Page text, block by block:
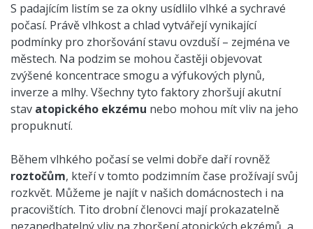
S padajícím listím se za okny usídlilo vlhké a sychravé
počasí. Právě vlhkost a chlad vytvářejí vynikající
podmínky pro zhoršování stavu ovzduší – zejména ve
městech. Na podzim se mohou častěji objevovat
zvýšené koncentrace smogu a výfukových plynů,
inverze a mlhy. Všechny tyto faktory zhoršují akutní
stav atopického ekzému nebo mohou mít vliv na jeho
propuknutí.
Během vlhkého počasí se velmi dobře daří rovněž
roztočům, kteří v tomto podzimním čase prožívají svůj
rozkvět. Můžeme je najít v našich domácnostech i na
pracovištích. Tito drobní členovci mají prokazatelně